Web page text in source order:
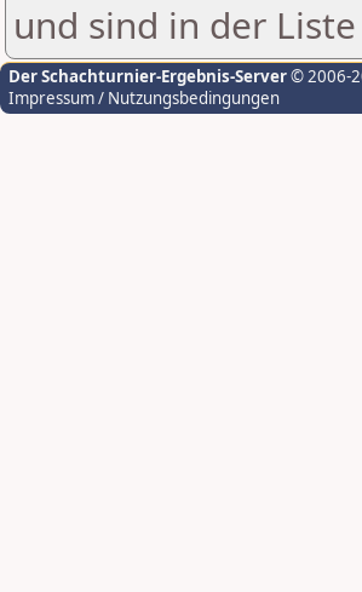
und sind in der
Der Schachturnier-Ergebnis-Server© 2006-
Impressum / Nutzungsbedingungen